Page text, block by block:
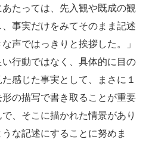
たっては、先入観や既成の観
事実だけをみてそのまま記述
声ではっきりと挨拶した。」
行動ではなく、具体的に目の
感じた事実として、まさに１
の描写で書き取ることが重要
、そこに描かれた情景があり
な記述にすることに努めま